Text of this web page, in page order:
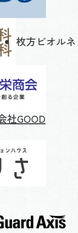
枚方ビオルネ
社GOOD